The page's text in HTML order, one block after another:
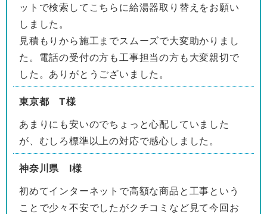
ットで検索してこちらに給湯器取り替えをお願い
しました。
見積もりから施工までスムーズで大変助かりまし
た。電話の受付の方も工事担当の方も大変親切で
した。ありがとうございました。
東京都 T様
あまりにも安いのでちょっと心配していました
が、むしろ標準以上の対応で感心しました。
神奈川県 I様
初めてインターネットで高額な商品と工事という
ことで少々不安でしたがクチコミなど見て今回お